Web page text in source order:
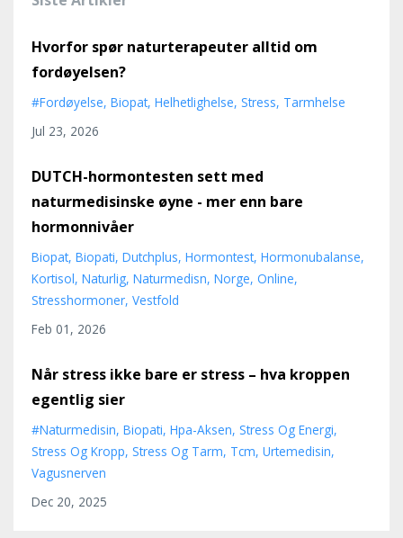
Hvorfor spør naturterapeuter alltid om
fordøyelsen?
#fordøyelse Biopat Helhetlighelse Stress Tarmhelse
Jul 23, 2026
DUTCH-hormontesten sett med
naturmedisinske øyne - mer enn bare
hormonnivåer
Biopat Biopati Dutchplus Hormontest Hormonubalanse
Kortisol Naturlig Naturmedisn Norge Online
Stresshormoner Vestfold
Feb 01, 2026
Når stress ikke bare er stress – hva kroppen
egentlig sier
#naturmedisin Biopati Hpa-Aksen Stress Og Energi
Stress Og Kropp Stress Og Tarm Tcm Urtemedisin
Vagusnerven
Dec 20, 2025